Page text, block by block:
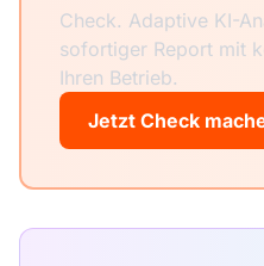
Check. Adaptive KI-
sofortiger Report mit
Ihren Betrieb.
Jetzt Check